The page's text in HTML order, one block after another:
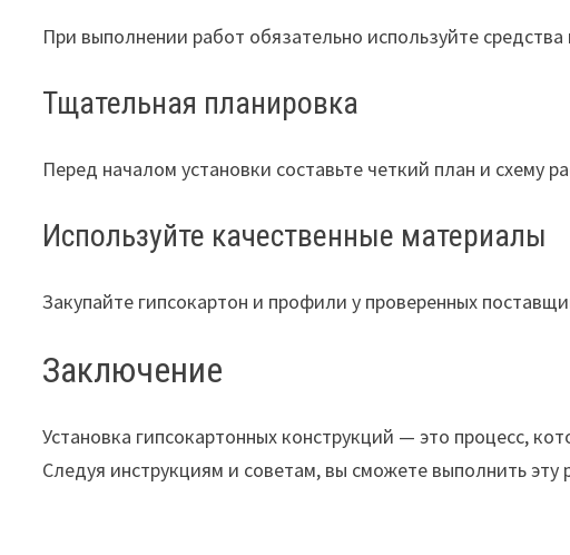
При выполнении работ обязательно используйте
Тщательная планировка
Перед началом установки составьте четкий план и схему
Используйте качественные материалы
Закупайте гипсокартон и профили у проверенных
Заключение
Установка гипсокартонных конструкций — это процесс,
Следуя инструкциям и советам, вы сможете выполнить